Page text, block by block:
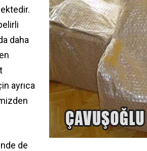
daha
ayrıca
de